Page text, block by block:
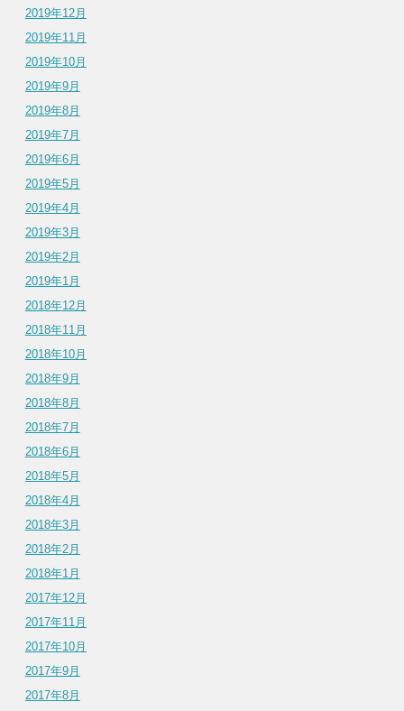
2019年12月
2019年11月
2019年10月
2019年9月
2019年8月
2019年7月
2019年6月
2019年5月
2019年4月
2019年3月
2019年2月
2019年1月
2018年12月
2018年11月
2018年10月
2018年9月
2018年8月
2018年7月
2018年6月
2018年5月
2018年4月
2018年3月
2018年2月
2018年1月
2017年12月
2017年11月
2017年10月
2017年9月
2017年8月